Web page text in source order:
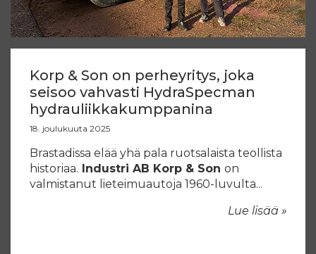
Korp & Son on perheyritys, joka
seisoo vahvasti HydraSpecman
hydrauliikkakumppanina
18. joulukuuta 2025
Brastadissa elää yhä pala ruotsalaista teollista
historiaa. Industri AB Korp & Son on
valmistanut lieteimuautoja 1960-luvulta...
Lue lisää »